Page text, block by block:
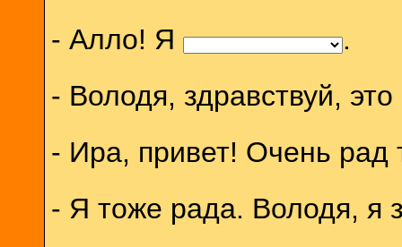
- Алло! Я
.
- Володя, здравствуй,
- Ира, привет! Очень рад
- Я тоже рада. Володя, я